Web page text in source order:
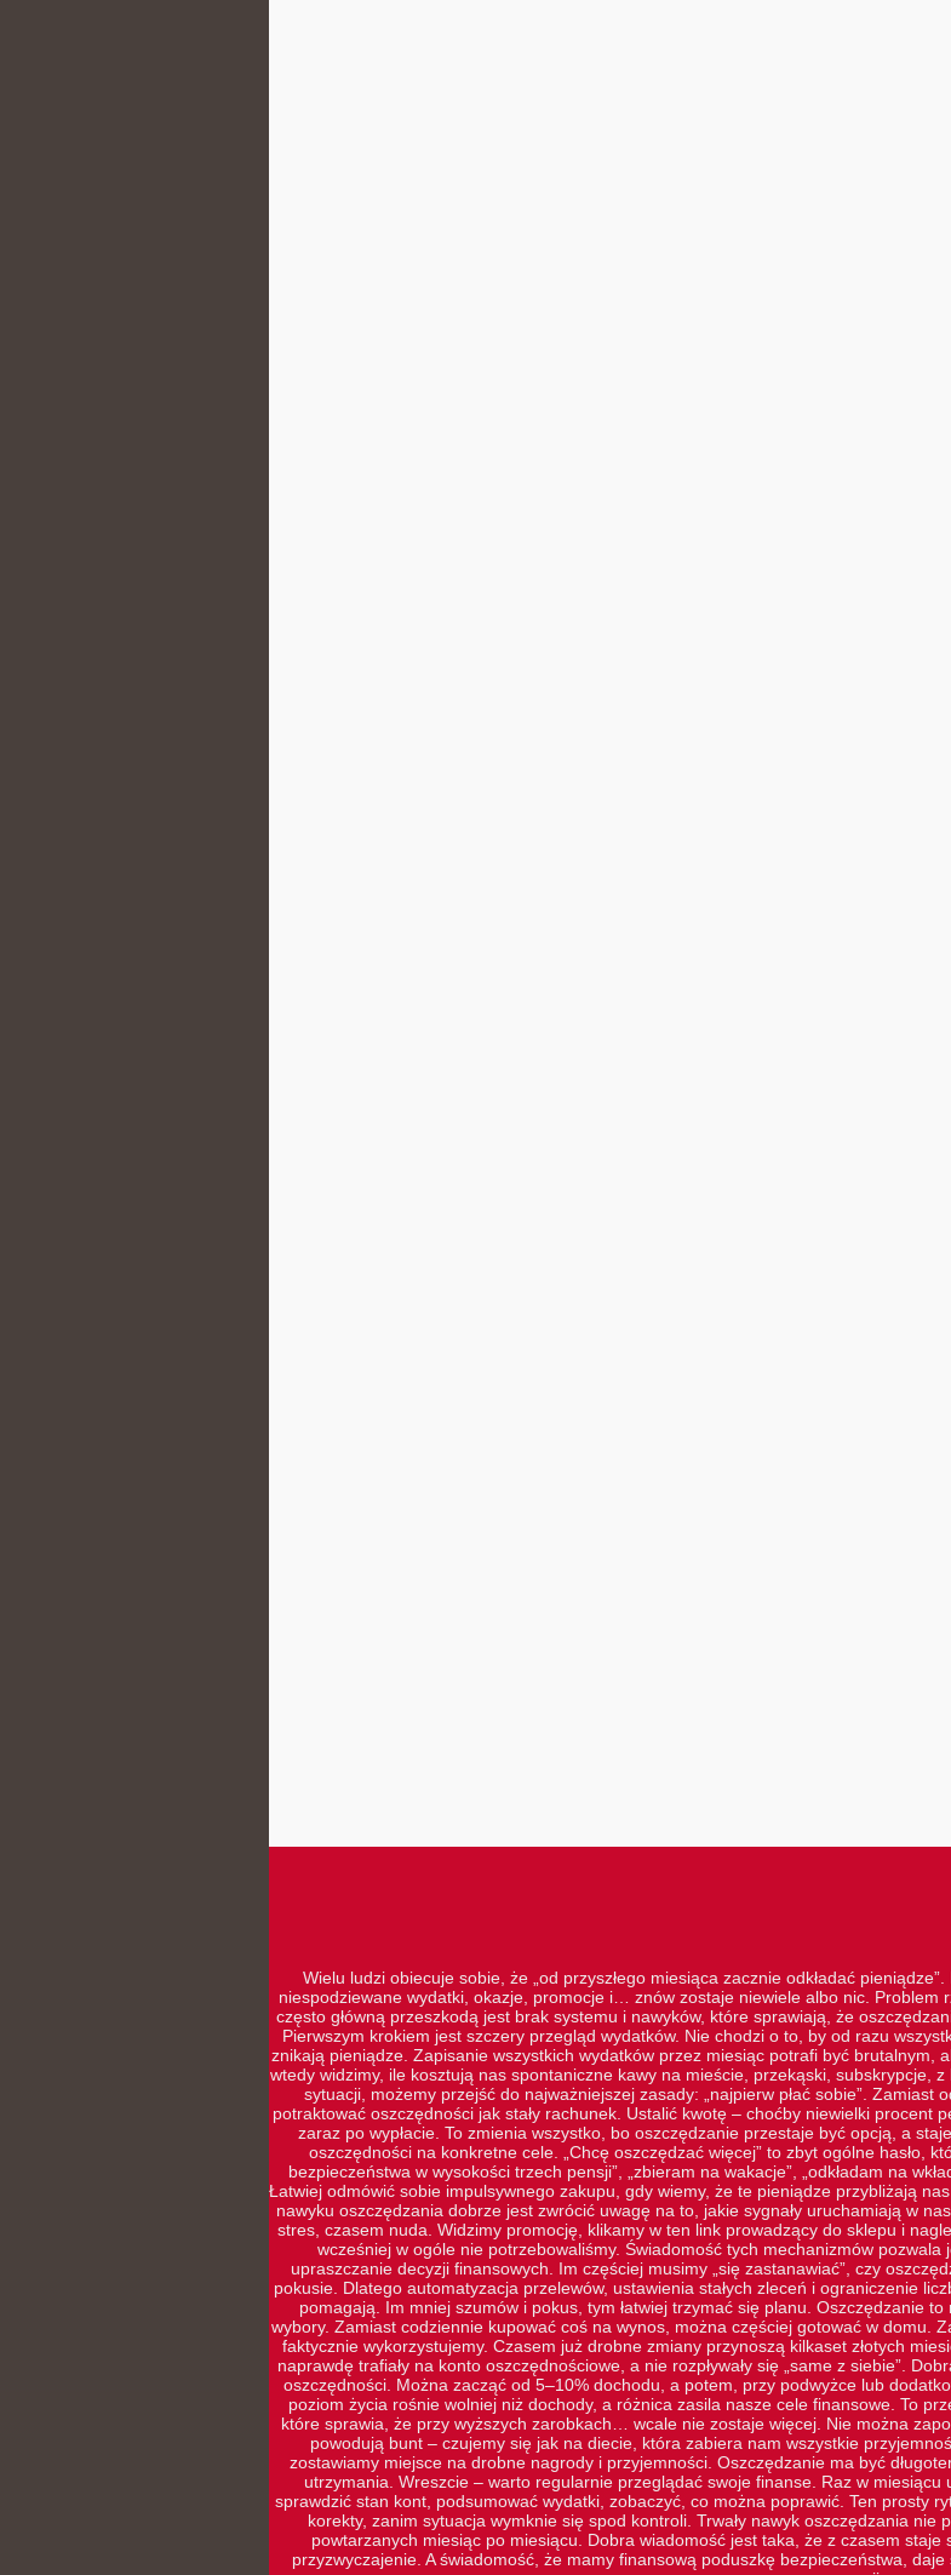
Wielu ludzi obiecuje sobie, że „od przyszłego miesiąca zacznie odkładać
niespodziewane wydatki, okazje, promocje i… znów zostaje niewiele albo nic. Problem
często główną przeszkodą jest brak systemu i nawyków, które sprawiają, że
Pierwszym krokiem jest szczery przegląd wydatków. Nie chodzi o to, by od razu
znikają pieniądze. Zapisanie wszystkich wydatków przez miesiąc potrafi być brutalnym,
wtedy widzimy, ile kosztują nas spontaniczne kawy na mieście, przekąski, subskrypcje,
sytuacji, możemy przejść do najważniejszej zasady: „najpierw płać sobie”. Zamiast
potraktować oszczędności jak stały rachunek. Ustalić kwotę – choćby niewielki procent
zaraz po wypłacie. To zmienia wszystko, bo oszczędzanie przestaje być opcją, a
oszczędności na konkretne cele. „Chcę oszczędzać więcej” to zbyt ogólne hasło,
bezpieczeństwa w wysokości trzech pensji”, „zbieram na wakacje”, „odkładam na
Łatwiej odmówić sobie impulsywnego zakupu, gdy wiemy, że te pieniądze przybliżają
nawyku oszczędzania dobrze jest zwrócić uwagę na to, jakie sygnały uruchamiają w
stres, czasem nuda. Widzimy promocję, klikamy w ten link prowadzący do sklepu i
wcześniej w ogóle nie potrzebowaliśmy. Świadomość tych mechanizmów pozwala
upraszczanie decyzji finansowych. Im częściej musimy „się zastanawiać”, czy
pokusie. Dlatego automatyzacja przelewów, ustawienia stałych zleceń i ograniczenie
pomagają. Im mniej szumów i pokus, tym łatwiej trzymać się planu. Oszczędzanie
wybory. Zamiast codziennie kupować coś na wynos, można częściej gotować w domu.
faktycznie wykorzystujemy. Czasem już drobne zmiany przynoszą kilkaset złotych
naprawdę trafiały na konto oszczędnościowe, a nie rozpływały się „same z siebie”.
oszczędności. Można zacząć od 5–10% dochodu, a potem, przy podwyżce lub
poziom życia rośnie wolniej niż dochody, a różnica zasila nasze cele finansowe. To
które sprawia, że przy wyższych zarobkach… wcale nie zostaje więcej. Nie można
powodują bunt – czujemy się jak na diecie, która zabiera nam wszystkie
zostawiamy miejsce na drobne nagrody i przyjemności. Oszczędzanie ma być
utrzymania. Wreszcie – warto regularnie przeglądać swoje finanse. Raz w miesiącu
sprawdzić stan kont, podsumować wydatki, zobaczyć, co można poprawić. Ten prosty
korekty, zanim sytuacja wymknie się spod kontroli. Trwały nawyk oszczędzania nie
powtarzanych miesiąc po miesiącu. Dobra wiadomość jest taka, że z czasem staje
przyzwyczajenie. A świadomość, że mamy finansową poduszkę bezpieczeństwa,